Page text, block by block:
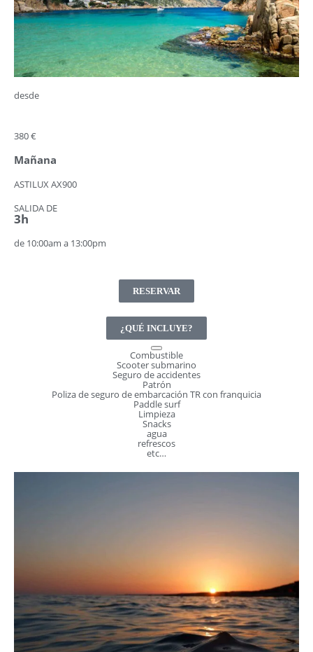
desde
380 €
Mañana
ASTILUX AX900
SALIDA DE
3h
de 10:00am a 13:00pm
RESERVAR
¿QUÉ INCLUYE?
Combustible
Scooter submarino
Seguro de accidentes
Patrón
Poliza de seguro de embarcación TR con franquicia
Paddle surf
Limpieza
Snacks
agua
refrescos
etc…